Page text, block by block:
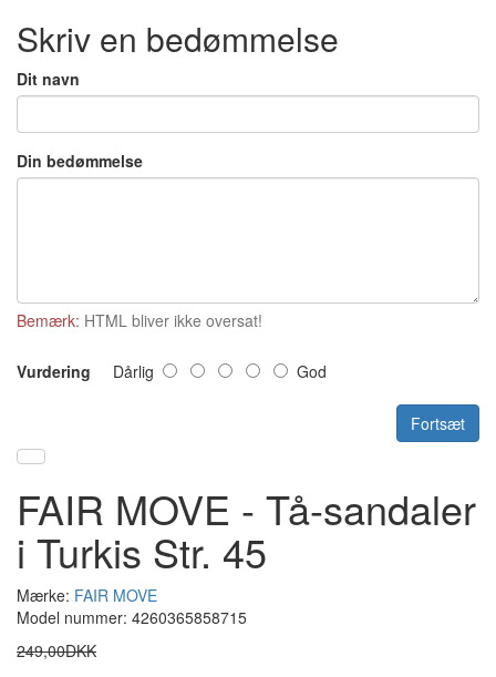
Skriv en bedømmelse
Dit navn
Din bedømmelse
Bemærk: HTML bliver ikke oversat!
Vurdering Dårlig God
Fortsæt
FAIR MOVE - Tå-sandaler
i Turkis Str. 45
Mærke: FAIR MOVE
Model nummer: 4260365858715
249,00DKK